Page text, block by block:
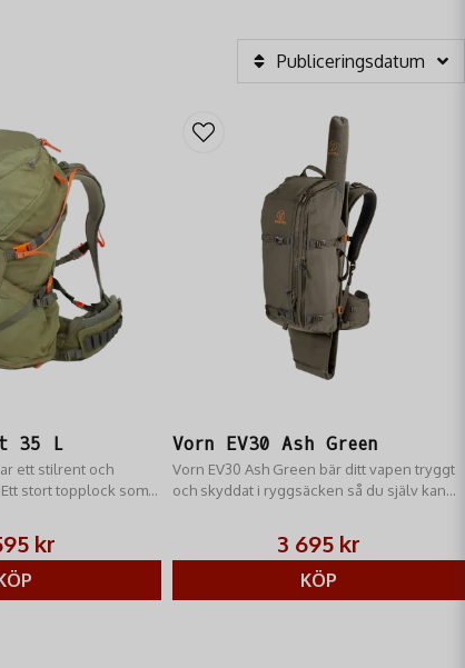
Publiceringsdatum
35 L
ett stilrent och
stort topplock som
kr
Vorn EV30 Ash Green
Vorn EV30 Ash Green bär ditt vapen tryggt
och skyddat i ryggsäcken så du själv kan
3 695 kr
KÖP